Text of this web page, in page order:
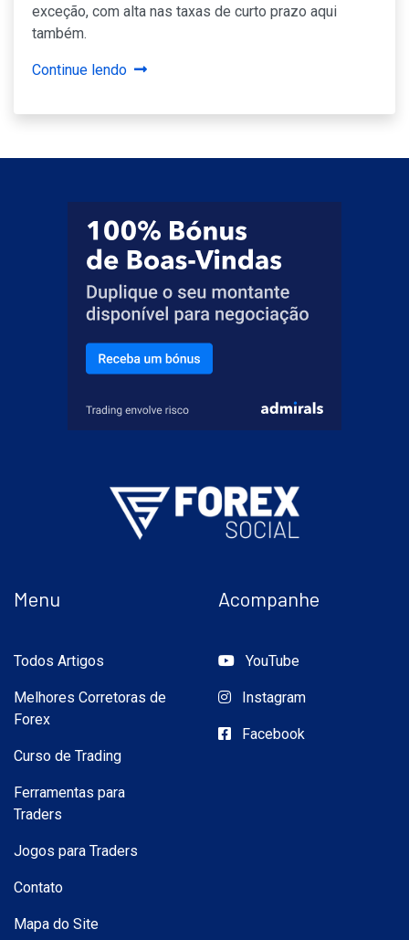
exceção, com alta nas taxas de curto prazo aqui
também.
Continue lendo
Menu
Todos Artigos
Melhores Corretoras de
Forex
Curso de Trading
Ferramentas para
Traders
Jogos para Traders
Contato
Mapa do Site
Acompanhe
YouTube
Instagram
Facebook